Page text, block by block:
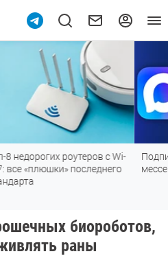
с Wi-
Подпишись на наш канал
мессенджере МАХ
биороботов,
раны